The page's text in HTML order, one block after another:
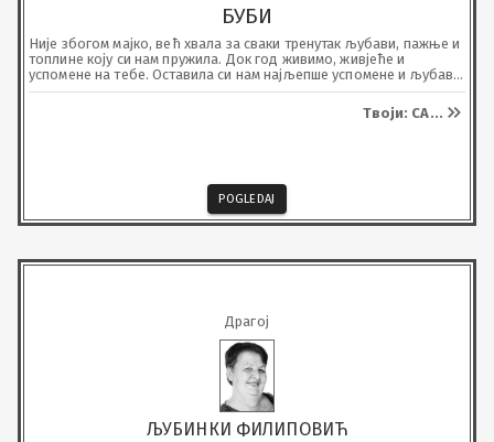
БУБИ
Није збогом мајко, већ хвала за сваки тренутак љубави, пажње и
топлине коју си нам пружила. Док год живимо, живјеће и
успомене на тебе. Оставила си нам најљепше успомене и љубав
која не престаје твојим одласком.
Бол због растанка је велика, али је још већа захвалност што си
Твоји: СА...
POGLEDAJ
Драгој
ЉУБИНКИ ФИЛИПОВИЋ